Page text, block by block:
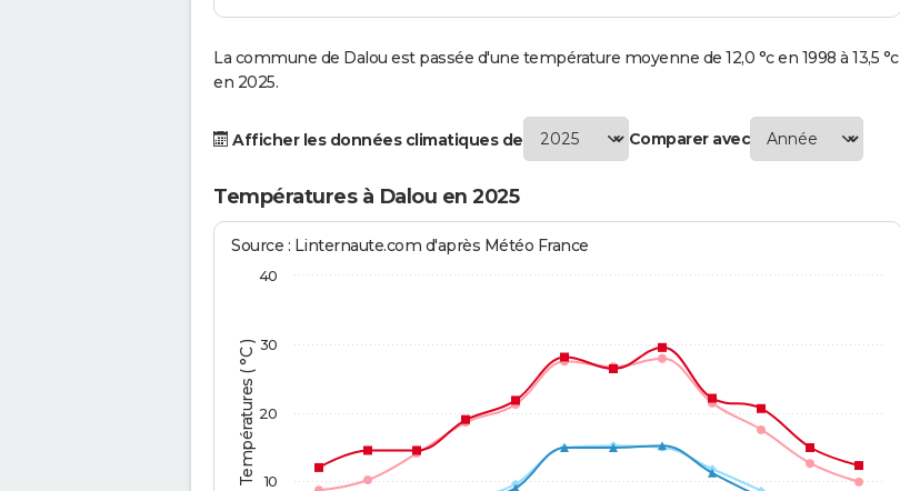
La commune de Dalou est passée d'une température moyenne de 12,0 °c en 1998 à 13,5 °c
en 2025.
Afficher les données climatiques de Comparer avec
Températures à Dalou en 2025
Températures ( °C )
Source : Linternaute.com d'après Météo France
10
20
30
40